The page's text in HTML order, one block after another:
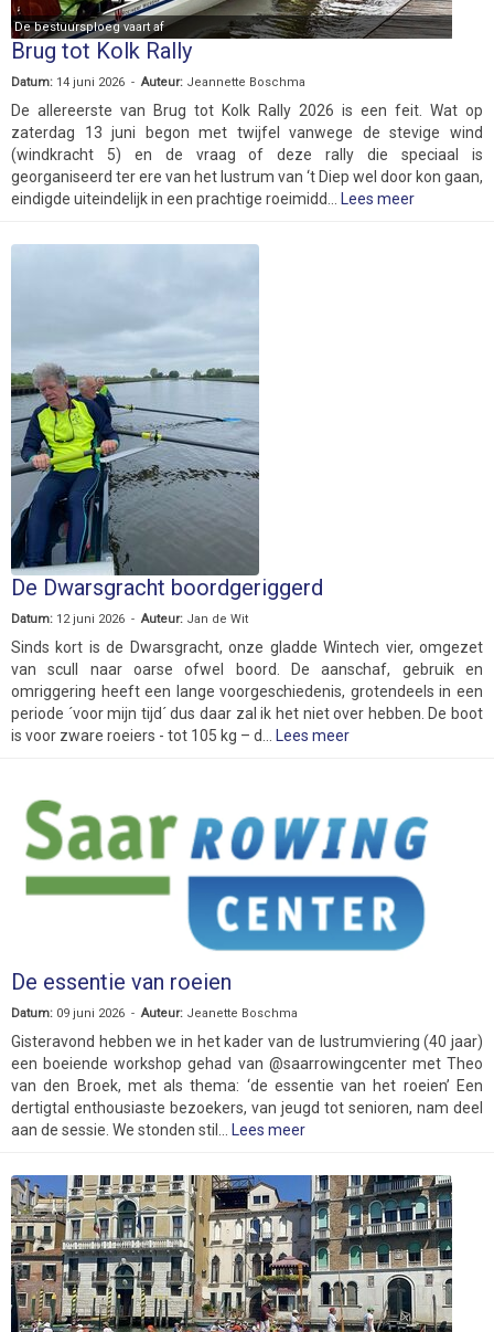
De bestuursploeg vaart af
Brug tot Kolk Rally
Datum: 14 juni 2026 -Auteur: Jeannette Boschma
De allereerste van Brug tot Kolk Rally 2026 is een feit. Wat op
zaterdag 13 juni begon met twijfel vanwege de stevige wind
(windkracht 5) en de vraag of deze rally die speciaal is
georganiseerd ter ere van het lustrum van ‘t Diep wel door kon gaan,
eindigde uiteindelijk in een prachtige roeimidd...
Lees meer
De Dwarsgracht boordgeriggerd
Datum: 12 juni 2026 -Auteur: Jan de Wit
Sinds kort is de Dwarsgracht, onze gladde Wintech vier, omgezet
van scull naar oarse ofwel boord. De aanschaf, gebruik en
omriggering heeft een lange voorgeschiedenis, grotendeels in een
periode ´voor mijn tijd´ dus daar zal ik het niet over hebben. De boot
is voor zware roeiers - tot 105 kg – d...
Lees meer
De essentie van roeien
Datum: 09 juni 2026 -Auteur: Jeanette Boschma
Gisteravond hebben we in het kader van de lustrumviering (40 jaar)
een boeiende workshop gehad van @saarrowingcenter met Theo
van den Broek, met als thema: ‘de essentie van het roeien’ Een
dertigtal enthousiaste bezoekers, van jeugd tot senioren, nam deel
aan de sessie. We stonden stil...
Lees meer